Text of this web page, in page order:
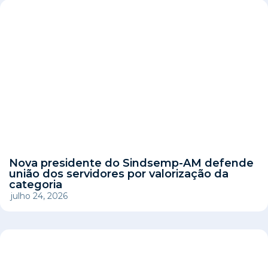
Nova presidente do Sindsemp-AM defende
união dos servidores por valorização da
categoria
julho 24, 2026